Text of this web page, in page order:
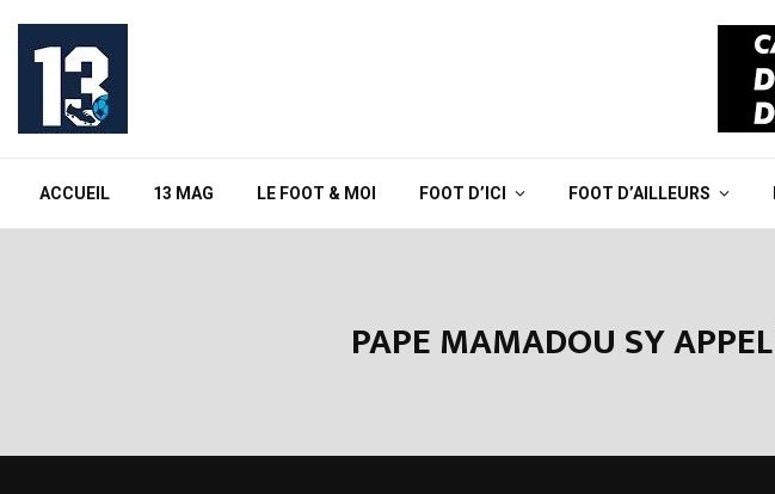
ACCUEIL 13 MAG LE FOOT & MOI FOOT D’ICI FOOT D’AILLEURS
PAPE MAMADOU SY